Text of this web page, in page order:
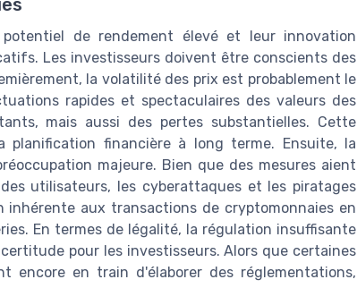
de rendement élevé et leur innovation
Les investisseurs doivent être conscients des
la volatilité des prix est probablement le
rapides et spectaculaires des valeurs des
mais aussi des pertes substantielles. Cette
financière à long terme. Ensuite, la
majeure. Bien que des mesures aient
utilisateurs, les cyberattaques et les piratages
aux transactions de cryptomonnaies en
En termes de légalité, la régulation insuffisante
pour les investisseurs. Alors que certaines
encore en train d'élaborer des réglementations,